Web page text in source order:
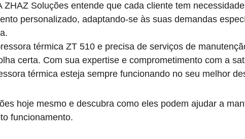
ZHAZ Soluções entende que cada cliente tem
personalizado, adaptando-se às suas demandas
térmica ZT 510 e precisa de serviços de
certa. Com sua expertise e comprometimento com a
térmica esteja sempre funcionando no seu melhor
hoje mesmo e descubra como eles podem ajudar a
funcionamento.